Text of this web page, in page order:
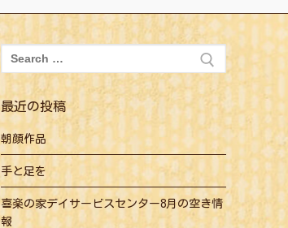
索:
最近の投稿
朝顔作品
手と足を
喜楽の家デイサービスセンター8月の空き情
報